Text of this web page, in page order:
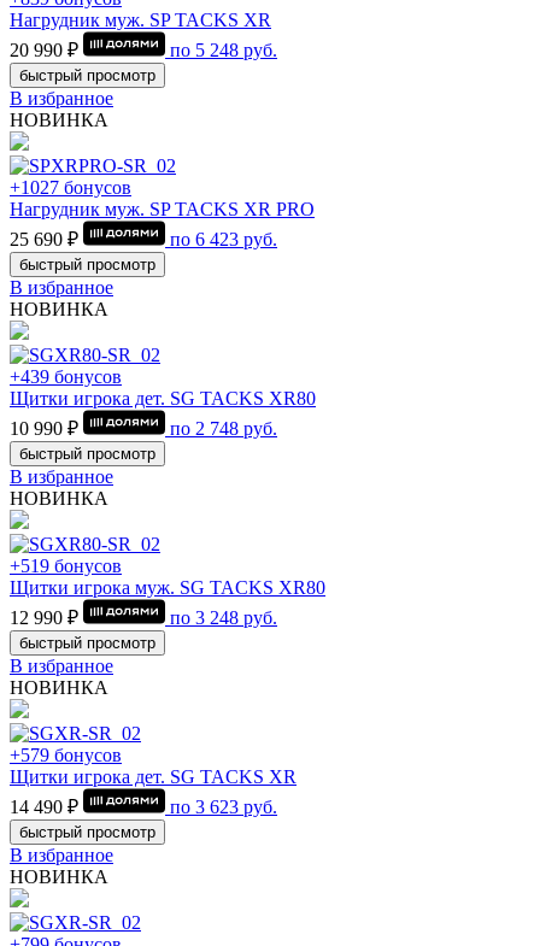
Нагрудник муж. SP TACKS XR
20 990 ₽
по 5 248 руб.
быстрый просмотр
В избранное
НОВИНКА
+1027 бонусов
Нагрудник муж. SP TACKS XR PRO
25 690 ₽
по 6 423 руб.
быстрый просмотр
В избранное
НОВИНКА
+439 бонусов
Щитки игрока дет. SG TACKS XR80
10 990 ₽
по 2 748 руб.
быстрый просмотр
В избранное
НОВИНКА
+519 бонусов
Щитки игрока муж. SG TACKS XR80
12 990 ₽
по 3 248 руб.
быстрый просмотр
В избранное
НОВИНКА
+579 бонусов
Щитки игрока дет. SG TACKS XR
14 490 ₽
по 3 623 руб.
быстрый просмотр
В избранное
НОВИНКА